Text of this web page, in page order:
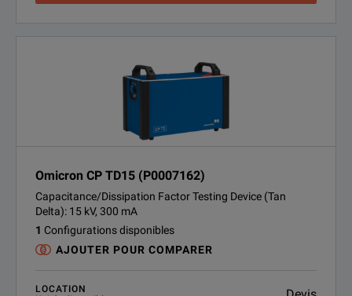
Omicron CP TD15 (P0007162)
Capacitance/Dissipation Factor Testing Device (Tan
Delta): 15 kV, 300 mA
1 Configurations disponibles
AJOUTER POUR COMPARER
LOCATION